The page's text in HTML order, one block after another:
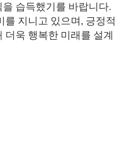
습득했기를 바랍니다.
를 지니고 있으며, 긍정적
더욱 행복한 미래를 설계